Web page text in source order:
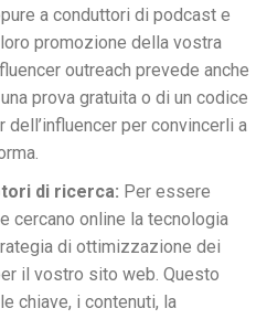
a conduttori di podcast e
promozione della vostra
outreach prevede anche
prova gratuita o di un codice
per convincerli a
di ricerca: Per essere
cercano online la tecnologia
di ottimizzazione dei
il vostro sito web. Questo
chiave, i contenuti, la